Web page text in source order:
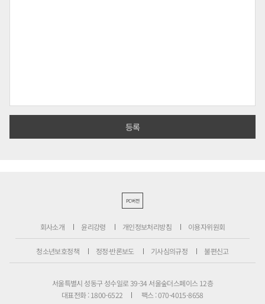
PC버전
회사소개 윤리강령 개인정보처리방침 이용자위원회
청소년보호정책 정정·반론보도 기사심의규정 불편신고
서울특별시 성동구 성수일로 39-34 서울숲더스페이스 12층
대표전화 : 1800-6522
팩스 : 070-4015-8658